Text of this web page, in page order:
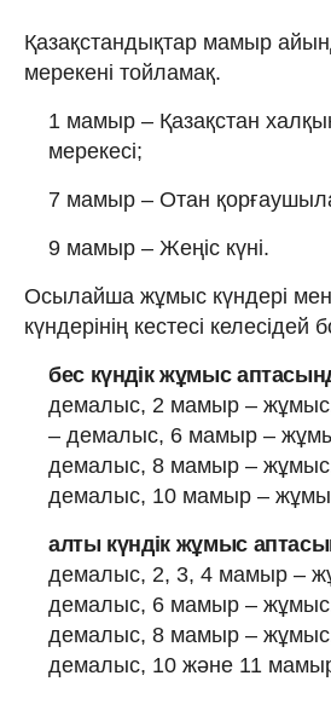
Қазақстандықтар мамыр
мерекені тойламақ.
1 мамыр – Қазақстан
мерекесі;
7 мамыр – Отан
9 мамыр – Жеңіс күні.
Осылайша жұмыс күндері
күндерінің кестесі келесідей
бес күндік жұмыс
демалыс, 2 мамыр –
– демалыс, 6 мамыр –
демалыс, 8 мамыр –
демалыс, 10 мамыр –
алты күндік жұмыс
демалыс, 2, 3, 4 мамыр –
демалыс, 6 мамыр –
демалыс, 8 мамыр –
демалыс, 10 және 11